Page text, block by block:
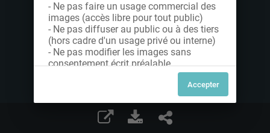
- Ne pas faire un usage commercial des
images (accès libre pour tout public)
- Ne pas diffuser au public ou à des tiers
(hors cadre d'un usage privé ou interne)
- Ne pas modifier les images sans
consentement écrit préalable
Dans le cas contraire, nous vous invitons
à nous contacter afin de solliciter le type
de Licence souhaitée parmi celles
proposées et le cas échéant, acquitter